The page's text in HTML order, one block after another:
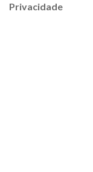
Privacidade